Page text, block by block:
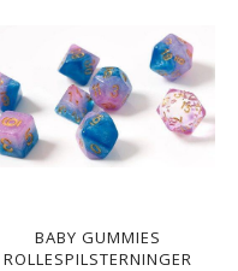
BABY GUMMIES
ROLLESPILSTERNINGER